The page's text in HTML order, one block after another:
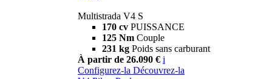
Multistrada V4 S
170 cv PUISSANCE
125 Nm Couple
231 kg Poids sans carburant
À partir de 26.090 € i
Configurez-la Découvrez-la